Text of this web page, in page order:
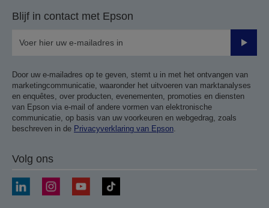
Blijf in contact met Epson
Door uw e-mailadres op te geven, stemt u in met het ontvangen van
marketingcommunicatie, waaronder het uitvoeren van marktanalyses
en enquêtes, over producten, evenementen, promoties en diensten
van Epson via e-mail of andere vormen van elektronische
communicatie, op basis van uw voorkeuren en webgedrag, zoals
beschreven in de Privacyverklaring van Epson
Volg ons